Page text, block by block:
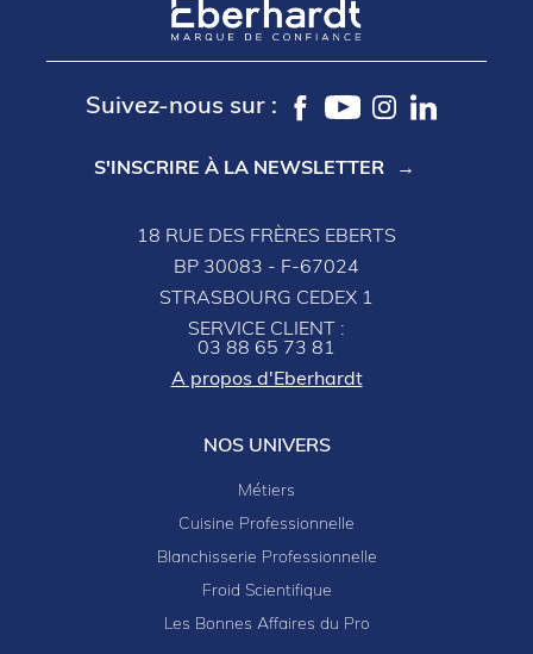
Suivez-nous sur :
S'INSCRIRE À LA NEWSLETTER
18 RUE DES FRÈRES EBERTS
BP 30083 - F-67024
STRASBOURG CEDEX 1
SERVICE CLIENT :
03 88 65 73 81
A propos d'Eberhardt
NOS UNIVERS
Métiers
Cuisine Professionnelle
Blanchisserie Professionnelle
Froid Scientifique
Les Bonnes Affaires du Pro